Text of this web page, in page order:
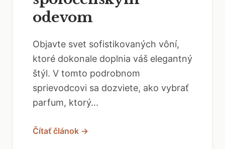
odevom
Objavte svet sofistikovaných vôní,
ktoré dokonale doplnia váš elegantný
štýl. V tomto podrobnom
sprievodcovi sa dozviete, ako vybrať
parfum, ktorý...
Čítať článok →